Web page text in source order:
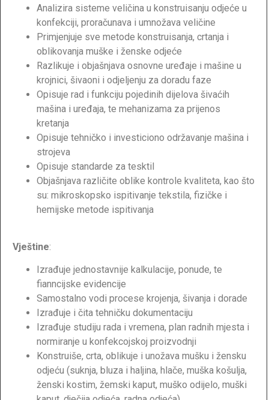
Analizira sisteme veličina u konstruisanju odjeće u
konfekciji, proračunava i umnožava veličine
Primjenjuje sve metode konstruisanja, crtanja i
oblikovanja muške i ženske odjeće
Razlikuje i objašnjava osnovne uređaje i mašine u
krojnici, šivaoni i odjeljenju za doradu faze
Opisuje rad i funkciju pojedinih dijelova šivaćih
mašina i uređaja, te mehanizama za prijenos
kretanja
Opisuje tehničko i investiciono održavanje mašina i
strojeva
Opisuje standarde za tesktil
Objašnjava različite oblike kontrole kvaliteta, kao što
su: mikroskopsko ispitivanje tekstila, fizičke i
hemijske metode ispitivanja
Vještine:
Izrađuje jednostavnije kalkulacije, ponude, te
fianncijske evidencije
Samostalno vodi procese krojenja, šivanja i dorade
Izrađuje i čita tehničku dokumentaciju
Izrađuje studiju rada i vremena, plan radnih mjesta i
normiranje u konfekcojskoj proizvodnji
Konstruiše, crta, oblikuje i unožava mušku i žensku
odjeću (suknja, bluza i haljina, hlače, muška košulja,
ženski kostim, žemski kaput, muško odijelo, muški